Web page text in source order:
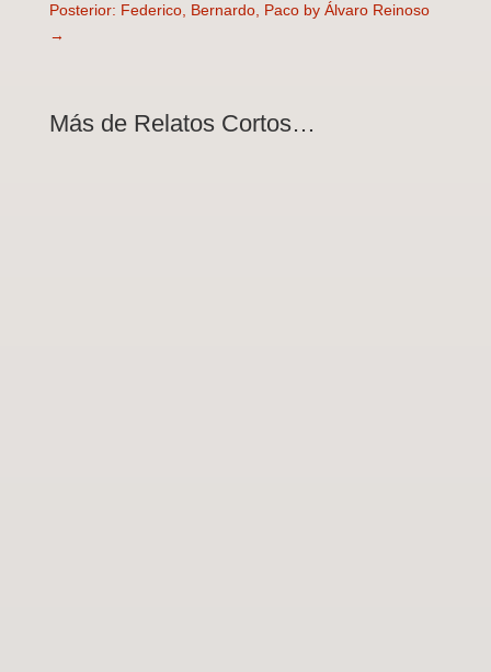
Posterior: Federico, Bernardo, Paco by Álvaro Reinoso
→
Más de Relatos Cortos…